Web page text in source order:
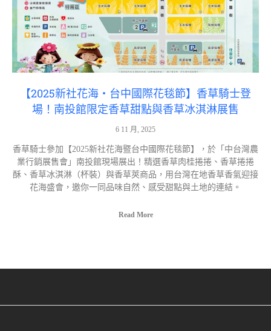
【2025新社花海・台中國際花毯節】香草騎士登
場！南投館限定香草甜點與香草冰淇淋展售
6 11 月, 2025
香草騎士參加【2025新社花海暨台中國際花毯節】，於「中台灣農
業行銷展售會」南投館現場展出！精選香草肉桂捲捲、香草捲捲
酥、香草冰淇淋（杯裝）與香草莢商品，用台灣在地香草香氣迎接
花海盛會，邀你一同品味自然、感受甜點與土地的連結。
Read More